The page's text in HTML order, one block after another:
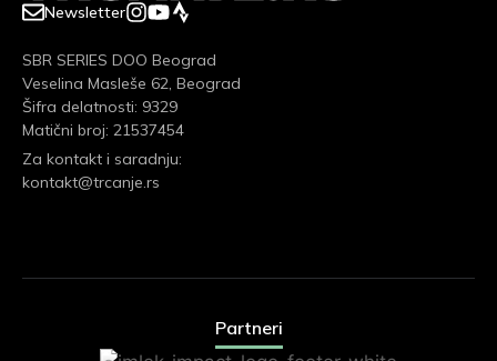
Newsletter
SBR SERIES DOO Beograd
Veselina Masleše 62, Beograd
Šifra delatnosti: 9329
Matični broj: 21537454
Za kontakt i saradnju:
kontakt@trcanje.rs
Partneri